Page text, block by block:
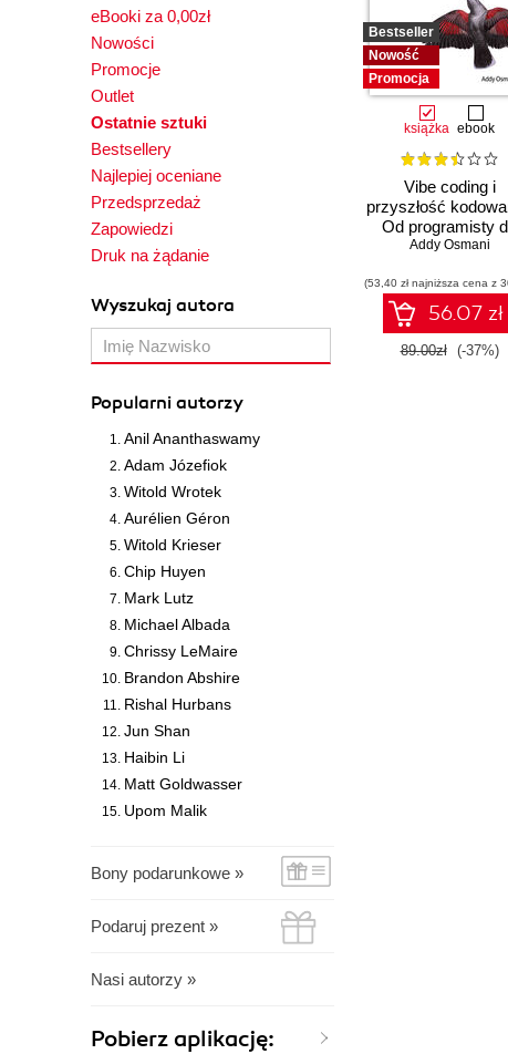
eBooki za 0,00zł
Nowości
Promocje
Outlet
Ostatnie sztuki
Bestsellery
Najlepiej oceniane
Przedsprzedaż
Zapowiedzi
Druk na żądanie
Wyszukaj autora
Popularni autorzy
Anil Ananthaswamy
Adam Józefiok
Witold Wrotek
Aurélien Géron
Witold Krieser
Chip Huyen
Mark Lutz
Michael Albada
Chrissy LeMaire
Brandon Abshire
Rishal Hurbans
Jun Shan
Haibin Li
Matt Goldwasser
Upom Malik
Bony podarunkowe »
Podaruj prezent »
Nasi autorzy »
Pobierz aplikację:
Bestseller
Nowość
Promocja
książka ebook
Vibe coding i
przyszłość
Od programisty
dewelopera ery AI
Addy Osmani
(53,40 zł najniższa cena z
56.07 zł
89.00zł (-37%)